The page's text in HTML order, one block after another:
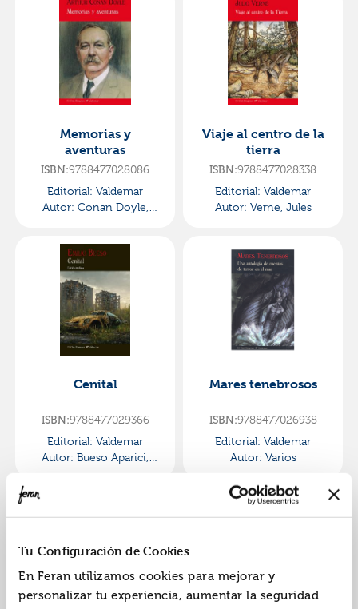
Tu Configuración de Cookies
En Feran utilizamos cookies para mejorar y
personalizar tu experiencia, aumentar la seguridad
Memorias y
aventuras
ISBN:9788477028086
Editorial: Valdemar
Autor: Conan Doyle,
Viaje al centro de la
tierra
ISBN:9788477028338
Editorial: Valdemar
Autor: Verne, Jules
Cenital
ISBN:9788477029366
Editorial: Valdemar
Autor: Bueso Aparici,
Mares tenebrosos
ISBN:9788477026938
Editorial: Valdemar
Autor: Varios